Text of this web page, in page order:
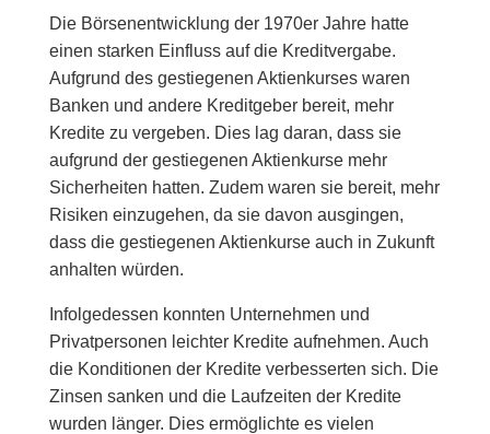
Die Börsenentwicklung der 1970er Jahre hatte
einen starken Einfluss auf die Kreditvergabe.
Aufgrund des gestiegenen Aktienkurses waren
Banken und andere Kreditgeber bereit, mehr
Kredite zu vergeben. Dies lag daran, dass sie
aufgrund der gestiegenen Aktienkurse mehr
Sicherheiten hatten. Zudem waren sie bereit, mehr
Risiken einzugehen, da sie davon ausgingen,
dass die gestiegenen Aktienkurse auch in Zukunft
anhalten würden.
Infolgedessen konnten Unternehmen und
Privatpersonen leichter Kredite aufnehmen. Auch
die Konditionen der Kredite verbesserten sich. Die
Zinsen sanken und die Laufzeiten der Kredite
wurden länger. Dies ermöglichte es vielen